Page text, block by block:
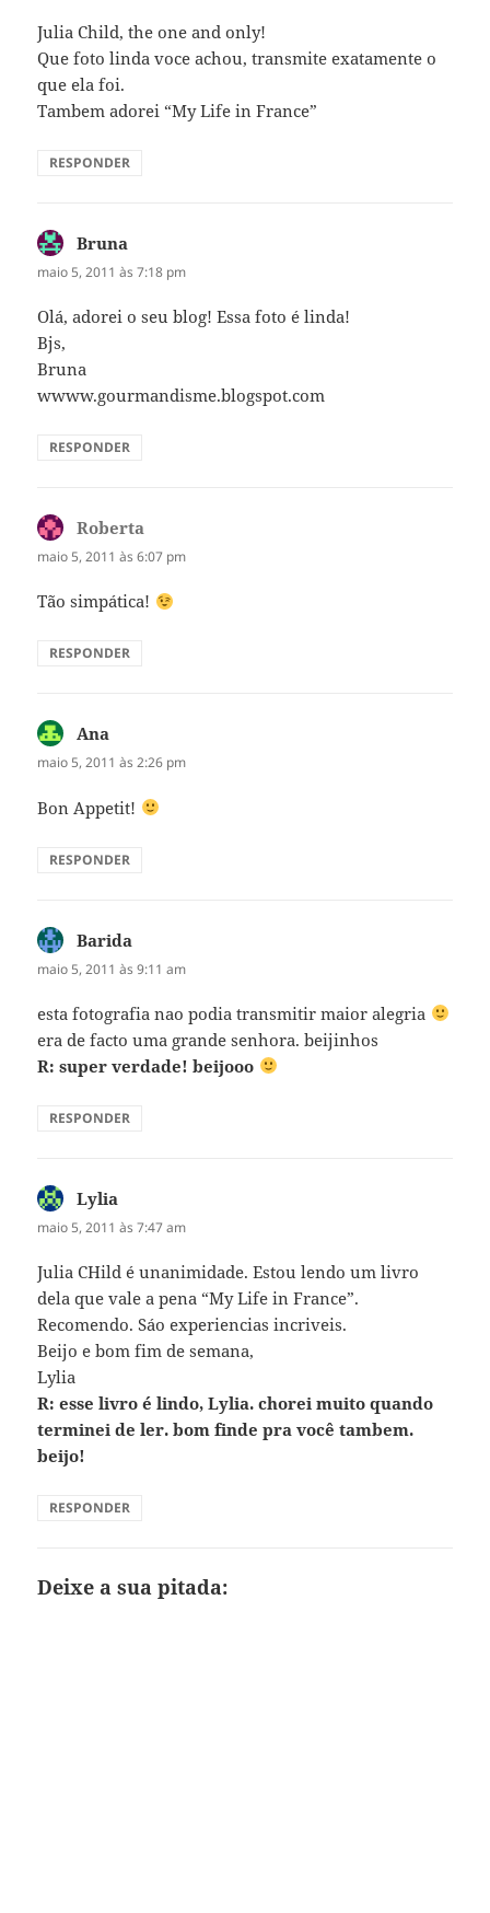
Julia Child, the one and only!
Que foto linda voce achou, transmite exatamente o
que ela foi.
Tambem adorei “My Life in France”
RESPONDER
Bruna
maio 5, 2011 às 7:18 pm
Olá, adorei o seu blog! Essa foto é linda!
Bjs,
Bruna
wwww.gourmandisme.blogspot.com
RESPONDER
Roberta
maio 5, 2011 às 6:07 pm
Tão simpática!
RESPONDER
Ana
maio 5, 2011 às 2:26 pm
Bon Appetit!
RESPONDER
Barida
maio 5, 2011 às 9:11 am
esta fotografia nao podia transmitir maior alegria
era de facto uma grande senhora. beijinhos
R: super verdade! beijooo
RESPONDER
Lylia
maio 5, 2011 às 7:47 am
Julia CHild é unanimidade. Estou lendo um livro
dela que vale a pena “My Life in France”.
Recomendo. Sáo experiencias incriveis.
Beijo e bom fim de semana,
Lylia
R: esse livro é lindo, Lylia. chorei muito quando
terminei de ler. bom finde pra você tambem.
beijo!
RESPONDER
Deixe a sua pitada: